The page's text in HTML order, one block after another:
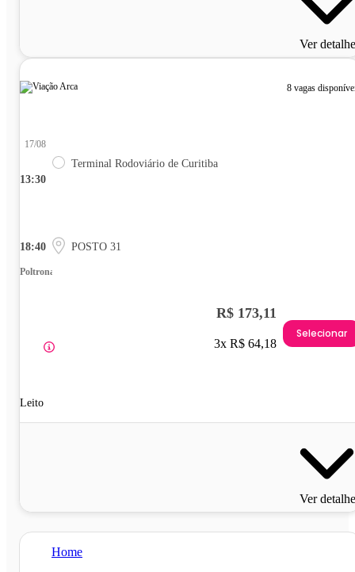
Ver
8 vagas
13:30
17/08
Terminal Rodoviário de Curitiba
18:40 POSTO 31
Poltrona
Leito
R$ 173,11
3x R$ 64,18
Selecionar
Ver
Home